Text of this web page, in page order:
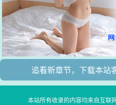
追看新章节，下载本站
本站所有收录的内容均来自互联